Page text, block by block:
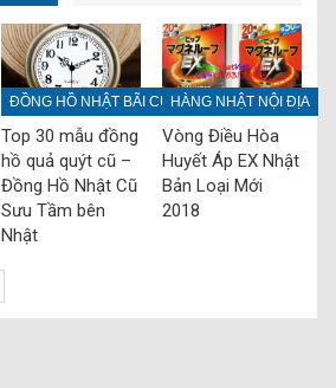
ĐỒNG HỒ NHẬT BÃI CŨ
Top 30 mẫu đồng
hồ quả quýt cũ –
Đồng Hồ Nhật Cũ
Sưu Tầm bên
Nhật
HÀNG NHẬT NỘI ĐỊA
Vòng Điều Hòa
Huyết Áp EX Nhật
Bản Loại Mới
2018